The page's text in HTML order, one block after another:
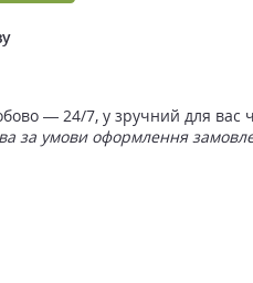
— 24/7, у зручний для вас
за умови оформлення